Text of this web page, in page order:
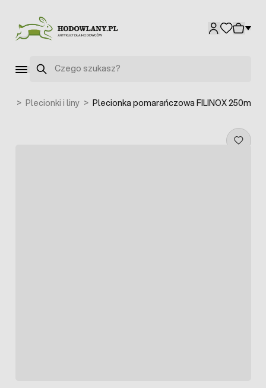
Szukaj
> Plecionki i liny > Plecionka pomarańczowa FILINOX 250m